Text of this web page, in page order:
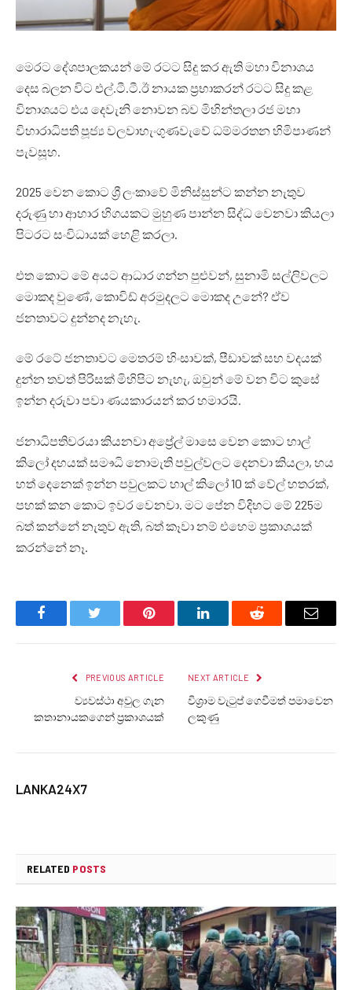
මෙරට දේශපාලකයන් මේ රටට සිදු කර ඇති මහා විනාශය
දෙස බලන විට එල්.ටී.ටී.ඊ නායක ප්‍රභාකරන් රටට සිදු කළ
විනාශයට එය දෙවැනි නොවන බව මිහින්තලා රජ මහා
විහාරාධිපති පූජ්‍ය වලවාහැංගුණවැවේ ධම්මරතන හිමිපාණන්
පැවසූහ.
2025 වෙන කොට ශ්‍රී ලංකාවේ මිනිස්සුන්ට කන්න නැතුව
දරුණු හා ආහාර හිගයකට මුහුණ පාන්න සිද්ධ වෙනවා කියලා
පිටරට සංවිධායක් හෙළි කරලා.
එත කොට මේ අයට ආධාර ගන්න පුළුවන්, සුනාමි සල්ලිවලට
මොකද වුණේ, කොවිඩ් අරමුදලට මොකද උනේ? ඒව
ජනතාවට දුන්නද නැහැ.
මේ රටේ ජනතාවට මෙතරම් හිංසාවක්, පීඩාවක් සහ වදයක්
දුන්න තවත් පිරිසක් මිහිපිට නැහැ, ඔවුන් මේ වන විට කුසේ
ඉන්න දරුවා පවා ණයකාරයන් කර හමාරයි.
ජනාධිපතිවරයා කියනවා අප්‍රේල් මාසෙ වෙන කොට හාල්
කිලෝ දහයක් සමෟධි නොමැති පවුල්වලට දෙනවා කියලා, හය
හත් දෙනෙක් ඉන්න පවුලකට හාල් කිලෝ 10 ක් වේල් හතරක්,
පහක් කන කොට ඉවර වෙනවා. මට පේන විදිහට මේ 225ම
බත් කන්නේ නැතුව ඇති, බත් කෑවා නම් එහෙම ප්‍රකාශයක්
කරන්නේ නෑ.
FacebookTwitter Pinterest LinkedInReddit Email
PREVIOUS ARTICLE
ව්‍යවස්ථා අවුල ගැන
කතානායකගෙන් ප්‍රකාශයක්
NEXT ARTICLE
විශ්‍රාම වැටුප් ගෙවීමත් පමාවෙන
ලකුණු
LANKA24X7
RELATED POSTS